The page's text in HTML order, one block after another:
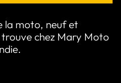
la moto, neuf et
trouve chez Mary Moto